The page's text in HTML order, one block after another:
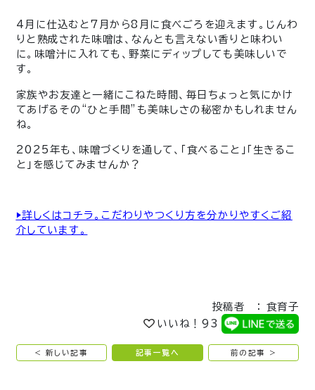
4月に仕込むと7月から8月に食べごろを迎えます。じんわ
りと熟成された味噌は、なんとも言えない香りと味わい
に。味噌汁に入れても、野菜にディップしても美味しいで
す。
家族やお友達と一緒にこねた時間、毎日ちょっと気にかけ
てあげるその“ひと手間”も美味しさの秘密かもしれません
ね。
2025年も、味噌づくりを通して、「食べること」「生きるこ
と」を感じてみませんか？
▶︎詳しくはコチラ。こだわりやつくり方を分かりやすくご紹
介しています。
投稿者 ： 食育子
いいね！ 93
< 新しい記事 記事一覧へ 前の記事 >